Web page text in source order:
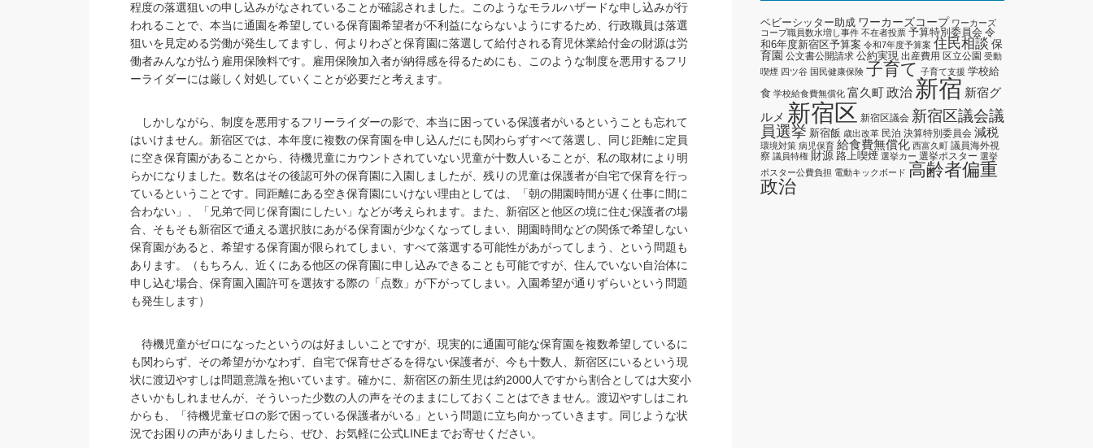
程度の落選狙いの申し込みがなされていることが確認されました。このようなモラルハザードな申し込みが行
われることで、本当に通園を希望している保育園希望者が不利益にならないようにするため、行政職員は落選
狙いを見定める労働が発生してますし、何よりわざと保育園に落選して給付される育児休業給付金の財源は労
働者みんなが払う雇用保険料です。雇用保険加入者が納得感を得るためにも、このような制度を悪用するフリ
ーライダーには厳しく対処していくことが必要だと考えます。
しかしながら、制度を悪用するフリーライダーの影で、本当に困っている保護者がいるということも忘れて
はいけません。新宿区では、本年度に複数の保育園を申し込んだにも関わらずすべて落選し、同じ距離に定員
に空き保育園があることから、待機児童にカウントされていない児童が十数人いることが、私の取材により明
らかになりました。数名はその後認可外の保育園に入園しましたが、残りの児童は保護者が自宅で保育を行っ
ているということです。同距離にある空き保育園にいけない理由としては、「朝の開園時間が遅く仕事に間に
合わない」、「兄弟で同じ保育園にしたい」などが考えられます。また、新宿区と他区の境に住む保護者の場
合、そもそも新宿区で通える選択肢にあがる保育園が少なくなってしまい、開園時間などの関係で希望しない
保育園があると、希望する保育園が限られてしまい、すべて落選する可能性があがってしまう、という問題も
あります。（もちろん、近くにある他区の保育園に申し込みできることも可能ですが、住んでいない自治体に
申し込む場合、保育園入園許可を選抜する際の「点数」が下がってしまい。入園希望が通りずらいという問題
も発生します）
待機児童がゼロになったというのは好ましいことですが、現実的に通園可能な保育園を複数希望しているに
も関わらず、その希望がかなわず、自宅で保育せざるを得ない保護者が、今も十数人、新宿区にいるという現
状に渡辺やすしは問題意識を抱いています。確かに、新宿区の新生児は約2000人ですから割合としては大変小
さいかもしれませんが、そういった少数の人の声をそのままにしておくことはできません。渡辺やすしはこれ
からも、「待機児童ゼロの影で困っている保護者がいる」という問題に立ち向かっていきます。同じような状
況でお困りの声がありましたら、ぜひ、お気軽に公式LINEまでお寄せください。
ベビーシッター助成 ワーカーズコープ ワーカーズ
コープ職員数水増し事件 不在者投票 予算特別委員会 令
和6年度新宿区予算案 令和7年度予算案 住民相談 保
育園 公文書公開請求 公約実現 出産費用 区立公園 受動
喫煙 四ツ谷 国民健康保険 子育て 子育て支援 学校給
食 学校給食費無償化 富久町 政治 新宿 新宿グ
ルメ 新宿区 新宿区議会 新宿区議会議
員選挙 新宿飯 歳出改革 民泊 決算特別委員会 減税
環境対策 病児保育 給食費無償化 西富久町 議員海外視
察 議員特権 財源 路上喫煙 選挙カー 選挙ポスター 選挙
ポスター公費負担 電動キックボード 高齢者偏重
政治